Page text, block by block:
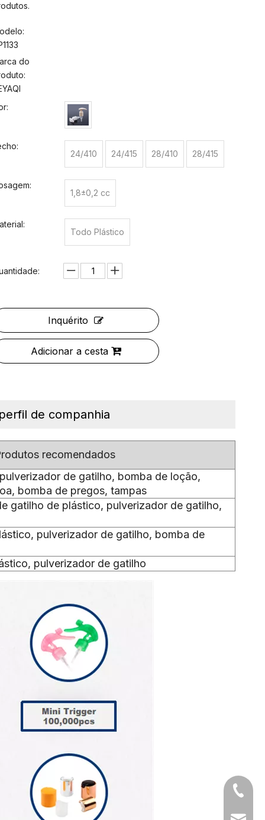
do
24/410 24/415 28/410 28/415
1,8±0,2 cc
Todo Plástico
Inquérito
Adicionar a cesta
perfil de companhia
recomendados
de gatilho, bomba de loção,
bomba de pregos, tampas
gatilho de plástico, pulverizador de gatilho,
pulverizador de gatilho, bomba de
pulverizador de gatilho
+86-